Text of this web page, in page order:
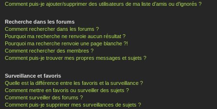
Comment puis-je ajouter/supprimer des utilisateurs de ma liste d’amis ou d’ignorés ?
Recherche dans les forums
Comment rechercher dans les forums ?
Pourquoi ma recherche ne renvoie aucun résultat ?
Pourquoi ma recherche renvoie une page blanche ?!
Comment rechercher des membres ?
Comment puis-je trouver mes propres messages et sujets ?
Surveillance et favoris
Quelle est la différence entre les favoris et la surveillance ?
Comment mettre en favoris ou surveiller des sujets ?
Comment surveiller des forums ?
Comment puis-je supprimer mes surveillances de sujets ?